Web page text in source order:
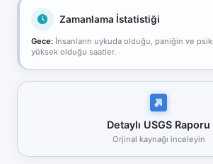
Zamanlama İstatistiği
Gece: İnsanların uykuda olduğu, paniğin ve
yüksek olduğu saatler.
Detaylı USGS Raporu
Orjinal kaynağı inceleyin